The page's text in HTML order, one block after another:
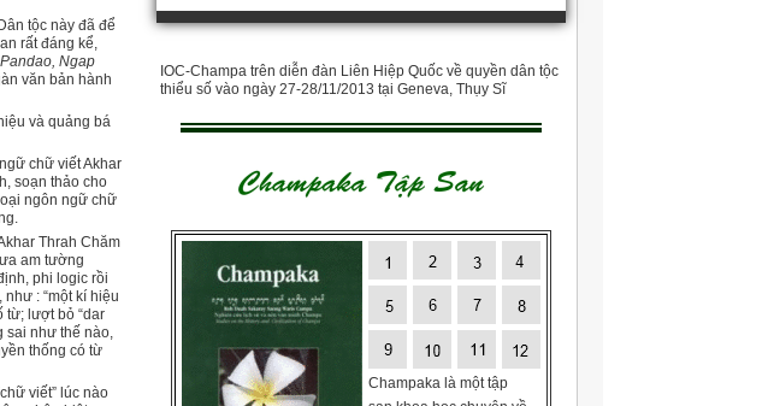
tộc này đã để
rất đáng kể,
Ngap
văn bản hành
và quảng bá
chữ viết Akhar
soạn thảo cho
ngôn ngữ chữ
Thrah Chăm
am tường
phi logic rồi
: “một kí hiệu
từ; lượt bỏ “dar
sai như thế nào,
thống có từ
viết” lúc nào
IOC-Champa trên diễn đàn Liên Hiệp Quốc về quyền dân tộc
thiểu số vào ngày 27-28/11/2013 tại Geneva, Thụy Sĩ
Champaka là một tập